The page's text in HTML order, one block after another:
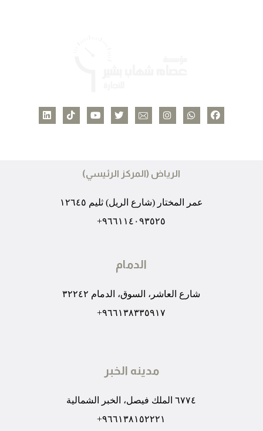
الرياض (المركز الرئيسي)
عمر المختار (شارع الريل) ثليم ١٢٦٤٥
٩٦٦١١٤٠٩٣٥٢٥+
الدمام
شارع العاشر، السوق، الدمام ٣٢٢٤٢
٩٦٦١٣٨٣٣٥٩١٧+
مدينه الخبر
٦٧٧٤ الملك فيصل، الخبر الشمالية
٩٦٦١٣٨١٥٢٢٢١+